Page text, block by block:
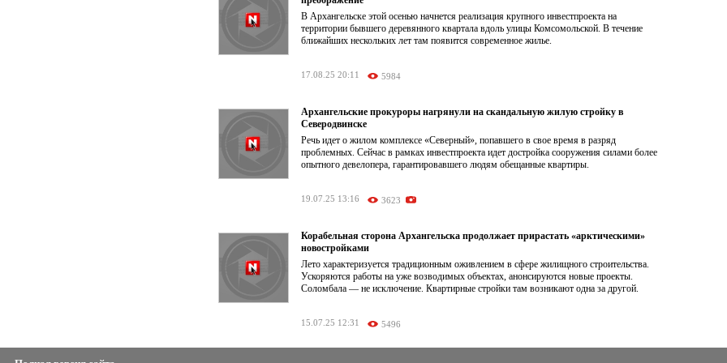
В Архангельске этой осенью начнется реализация крупного инвестпроекта на
территории бывшего деревянного квартала вдоль улицы Комсомольской. В течение
ближайших нескольких лет там появится современное жилье.
17.08.25 20:11 5984
Архангельские прокуроры нагрянули на скандальную жилую стройку в
Северодвинске
Речь идет о жилом комплексе «Северный», попавшего в свое время в разряд
проблемных. Сейчас в рамках инвестпроекта идет достройка сооружения силами более
опытного девелопера, гарантировавшего людям обещанные квартиры.
19.07.25 13:16 3623
Корабельная сторона Архангельска продолжает прирастать «арктическими»
новостройками
Лето характеризуется традиционным оживлением в сфере жилищного строительства.
Ускоряются работы на уже возводимых объектах, анонсируются новые проекты.
Соломбала — не исключение. Квартирные стройки там возникают одна за другой.
15.07.25 12:31 5496